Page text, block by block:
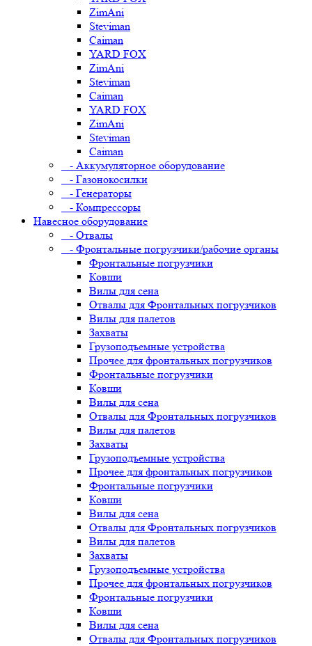
ZimAni
Steviman
Caiman
YARD FOX
ZimAni
Steviman
Caiman
YARD FOX
ZimAni
Steviman
Caiman
- Аккумуляторное оборудование
- Газонокосилки
- Генераторы
- Компрессоры
Навесное оборудование
- Отвалы
- Фронтальные погрузчики/рабочие органы
Фронтальные погрузчики
Ковши
Вилы для сена
Отвалы для Фронтальных погрузчиков
Вилы для палетов
Захваты
Грузоподъемные устройства
Прочее для фронтальных погрузчиков
Фронтальные погрузчики
Ковши
Вилы для сена
Отвалы для Фронтальных погрузчиков
Вилы для палетов
Захваты
Грузоподъемные устройства
Прочее для фронтальных погрузчиков
Фронтальные погрузчики
Ковши
Вилы для сена
Отвалы для Фронтальных погрузчиков
Вилы для палетов
Захваты
Грузоподъемные устройства
Прочее для фронтальных погрузчиков
Фронтальные погрузчики
Ковши
Вилы для сена
Отвалы для Фронтальных погрузчиков